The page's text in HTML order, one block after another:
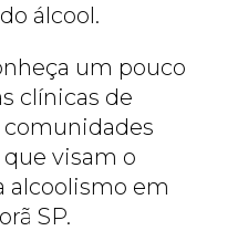
álcool.
um pouco
clínicas de
comunidades
visam o
alcoolismo em
SP.